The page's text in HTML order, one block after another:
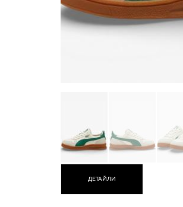
ДЕТАЙЛИ